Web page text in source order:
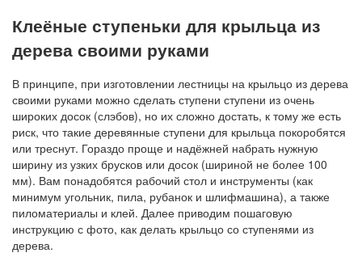
Клеёные ступеньки для крыльца из
дерева своими руками
В принципе, при изготовлении лестницы на крыльцо из дерева
своими руками можно сделать ступени ступени из очень
широких досок (слэбов), но их сложно достать, к тому же есть
риск, что такие деревянные ступени для крыльца покоробятся
или треснут. Гораздо проще и надёжней набрать нужную
ширину из узких брусков или досок (шириной не более 100
мм). Вам понадобятся рабочий стол и инструменты (как
минимум угольник, пила, рубанок и шлифмашина), а также
пиломатериалы и клей. Далее приводим пошаговую
инструкцию с фото, как делать крыльцо со ступенями из
дерева.